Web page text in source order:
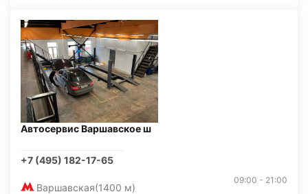
Автосервис Варшавское ш
+7 (495) 182-17-65
Варшавская(1400 м)
09:00 - 21:00